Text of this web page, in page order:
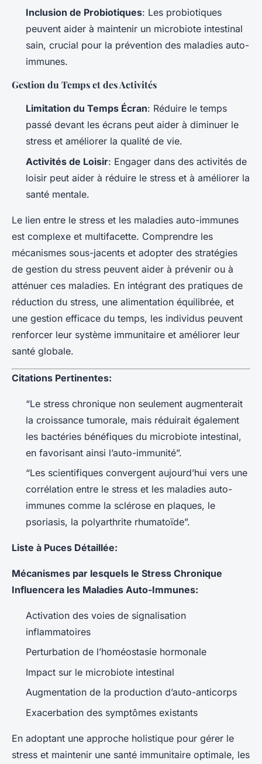
Inclusion de Probiotiques: Les probiotiques
peuvent aider à maintenir un microbiote intestinal
sain, crucial pour la prévention des maladies auto-
immunes.
Gestion du Temps et des Activités
Limitation du Temps Écran: Réduire le temps
passé devant les écrans peut aider à diminuer le
stress et améliorer la qualité de vie.
Activités de Loisir: Engager dans des activités de
loisir peut aider à réduire le stress et à améliorer la
santé mentale.
Le lien entre le stress et les maladies auto-immunes
est complexe et multifacette. Comprendre les
mécanismes sous-jacents et adopter des stratégies
de gestion du stress peuvent aider à prévenir ou à
atténuer ces maladies. En intégrant des pratiques de
réduction du stress, une alimentation équilibrée, et
une gestion efficace du temps, les individus peuvent
renforcer leur système immunitaire et améliorer leur
santé globale.
Citations Pertinentes:
“Le stress chronique non seulement augmenterait
la croissance tumorale, mais réduirait également
les bactéries bénéfiques du microbiote intestinal,
en favorisant ainsi l’auto-immunité”.
“Les scientifiques convergent aujourd’hui vers une
corrélation entre le stress et les maladies auto-
immunes comme la sclérose en plaques, le
psoriasis, la polyarthrite rhumatoïde”.
Liste à Puces Détaillée:
Mécanismes par lesquels le Stress Chronique
Influencera les Maladies Auto-Immunes:
Activation des voies de signalisation
inflammatoires
Perturbation de l’homéostasie hormonale
Impact sur le microbiote intestinal
Augmentation de la production d’auto-anticorps
Exacerbation des symptômes existants
En adoptant une approche holistique pour gérer le
stress et maintenir une santé immunitaire optimale, les